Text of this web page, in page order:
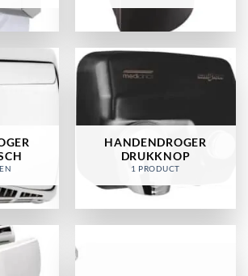
HANDENDROGER
DRUKKNOP
1 PRODUCT